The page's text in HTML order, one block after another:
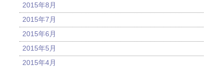
2015年8月
2015年7月
2015年6月
2015年5月
2015年4月